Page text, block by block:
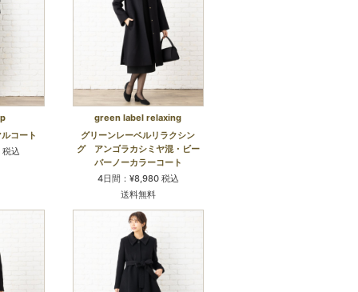
コート
込
green label relaxing
グリーンレーベルリラクシン
グ アンゴラカシミヤ混・ビー
バーノーカラーコート
4日間：¥8,980 税込
送料無料